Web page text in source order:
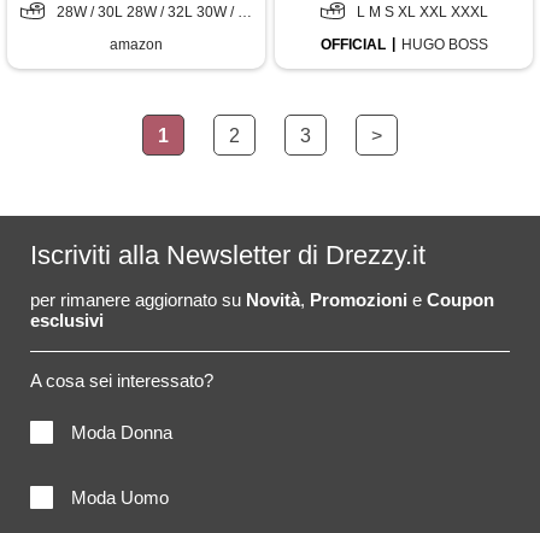
28W / 30L 28W / 32L 30W / 30L 30W / 32L 31W / 28L 31W / 30L 32W / 30L 32W / 32L 33W / 29L 33W / 34L 34W / 28L 34W / 29L 34W / 30L 34W / 32L 35W / 32L 36W / 28L 36W / 30L 36W / 31L 36W / 34L 38W / 28L 38W / 34L 40W / 28L 40W / 30L 40W / 32L 40W / 34L 42W / 32L 42W / 34L
amazon
L M S XL XXL XXXL
OFFICIAL
HUGO BOSS
1 2 3 >
Iscriviti alla Newsletter di Drezzy.it
per rimanere aggiornato su Novità, Promozioni e Coupon
esclusivi
A cosa sei interessato?
Moda Donna
Moda Uomo